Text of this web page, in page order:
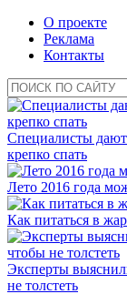
О проекте
Реклама
Контакты
Специалисты
крепко спать
Лето 2016 года
Как питаться в
Эксперты
не толстеть